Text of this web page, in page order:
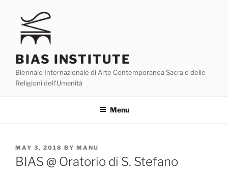
content
BIAS INSTITUTE
Biennale Internazionale di Arte Contemporanea Sacra e delle
Religioni dell'Umanità
Menu
POSTED
ON
MAY 3, 2018 BY MANU
BIAS @ Oratorio di S. Stefano